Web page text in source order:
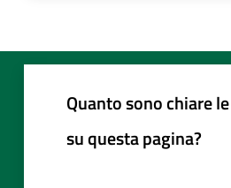
Quanto sono chiare
su questa pagina?